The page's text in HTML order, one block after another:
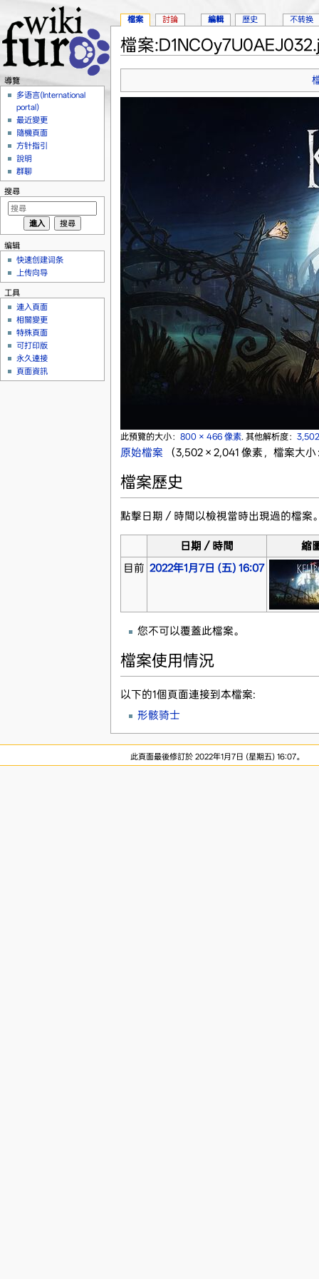
檔案
此預覽的大小： 800 × 466 像素. 其他解析度：
原始檔案 （3,502 × 2,041 像素，檔案大
檔案歷史
點擊日期／時間以檢視當時出現過的檔案
日期／時間
縮
目前 2022年1月7日 (五) 16:07
您不可以覆蓋此檔案。
檔案使用情況
以下的1個頁面連接到本檔案:
形骸骑士
檔案 討論 編輯 歷史 不转换
導覽
多语言(International
portal)
最近變更
隨機頁面
方针指引
說明
群聊
搜尋
编辑
快速创建词条
上传向导
工具
連入頁面
相關變更
特殊頁面
可打印版
永久連接
頁面資訊
此頁面最後修訂於 2022年1月7日 (星期五) 16:07。